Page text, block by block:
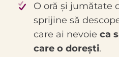
O oră și jumătate
sprijine să
care ai nevoie ca
care o dorești.